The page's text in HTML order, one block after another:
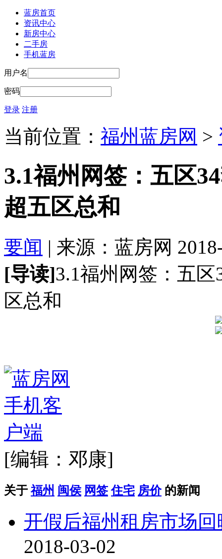
蓝房首页
资讯中心
新房中心
二手房
手机蓝房
用户名
密码
登录 注册
当前位置： 福州蓝房网 >
3.1福州网签：五区
超五区总和
要闻 | 来源：蓝房网
[导读]3.1福州网签：五
区总和
[编辑：邓康]
关于 福州 闽侯 网签 住宅 房价 的新闻
开假后福州租房市场
2018-03-02